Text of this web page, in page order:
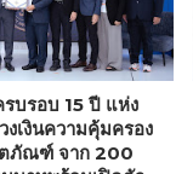
บรอบ 15 ปี แห่ง
งเงินความคุ้มครอง
ภัณฑ์ จาก 200